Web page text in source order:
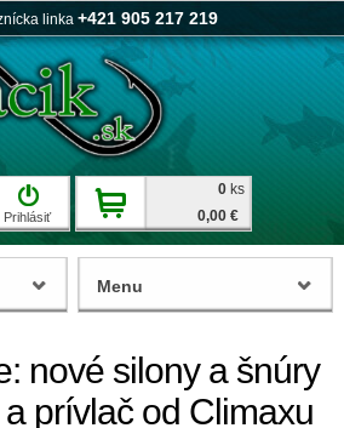
linka +421 905 217 219
Prihlásiť
0 ks
0,00 €
nové silony a šnúry
prívlač od Climaxu
Menu